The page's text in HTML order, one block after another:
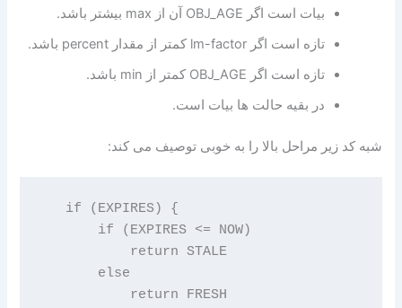
بیات است اگر OBJ_AGE آن از max بیشتر باشد.
تازه است اگر lm-factor کمتر از مقدار percent باشد.
تازه است اگر OBJ_AGE کمتر از min باشد.
در بقیه حالت ها بیات است.
شبه کد زیر مراحل بالا را به خوبی توصیف می کند:
   if (EXPIRES) {
       if (EXPIRES <= NOW)
           return STALE
       else
           return FRESH